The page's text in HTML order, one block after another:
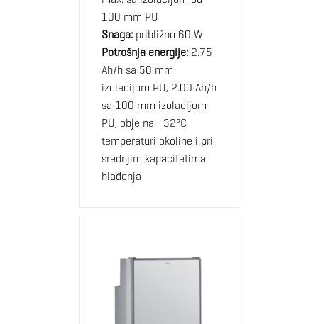
100 mm PU
Snaga:približno 60 W
Potrošnja energije:2.75
Ah/h sa 50 mm
izolacijom PU, 2.00 Ah/h
sa 100 mm izolacijom
PU, obje na +32°C
temperaturi okoline i pri
srednjim kapacitetima
hlađenja